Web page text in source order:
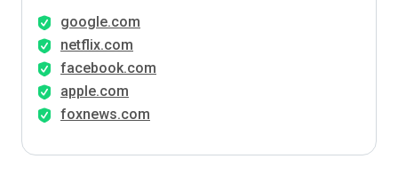
google.com
netflix.com
facebook.com
apple.com
foxnews.com